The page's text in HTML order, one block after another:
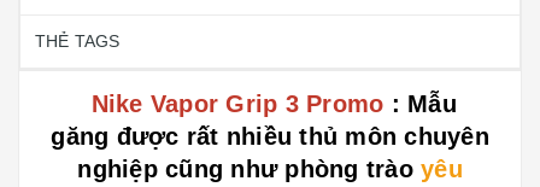
THẺ TAGS
Nike Vapor Grip 3 Promo : Mẫu
găng được rất nhiều thủ môn chuyên
nghiệp cũng như phòng tràoyêu